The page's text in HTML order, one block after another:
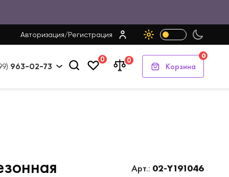
Авторизация/Регистрация
963-02-73
0 0
Корзина
0
Арт.: 02-Y191046